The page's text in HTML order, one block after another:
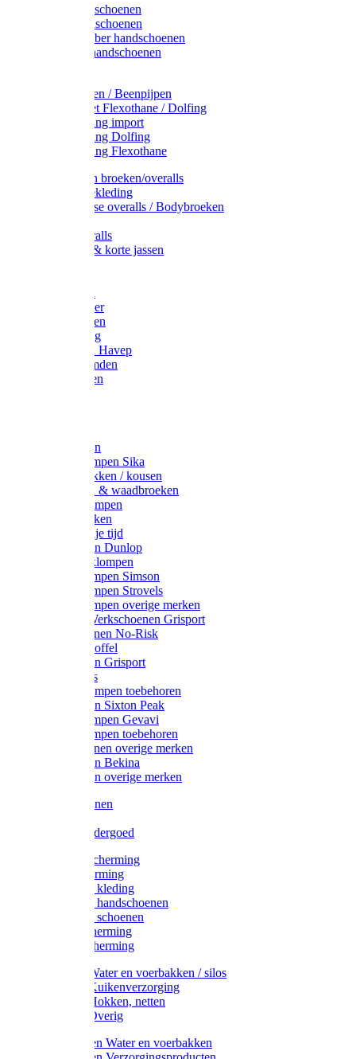
Latex handschoenen
Leren handschoenen
PVC / Rubber handschoenen
Katoenen handschoenen
Plukmouwen / Beenpijpen
Reparatieset Flexothane / Dolfing
Regenkleding import
Regenkleding Dolfing
Regenkleding Flexothane
Toebehoren broeken/overalls
Signalisatiekleding
Amerikaanse overalls / Bodybroeken
Kinderoveralls
Stofjassen & korte jassen
Bodywarmer
Werkbroeken
Zaagkleding
Werkjassen Havep
Thermohemden
Overhemden
Werksokken
Schoenklompen Sika
Thermo sokken / kousen
Lieslaarzen & waadbroeken
Houten klompen
Wandelsokken
Laarzen vrije tijd
Werklaarzen Dunlop
Kunststof klompen
Schoenklompen Simson
Schoenklompen Strovels
Schoenklompen overige merken
Wandel-/ Werkschoenen Grisport
Werkschoenen No-Risk
Klomppantoffel
Werklaarzen Grisport
Accessoires
Houten klompen toebehoren
Werklaarzen Sixton Peak
Schoenklompen Gevavi
Schoenklompen toebehoren
Werkschoenen overige merken
Werklaarzen Bekina
Werklaarzen overige merken
Handschoenen
Thermo ondergoed
Gehoorbescherming
Oogbescherming
Disposable kleding
Disposable handschoenen
Disposable schoenen
Mondbescherming
Hoofdbescherming
Pluimvee Water en voerbakken / silos
Pluimvee Kuikenverzorging
Pluimvee Hokken, netten
Pluimvee Overig
Knaagdieren Water en voerbakken